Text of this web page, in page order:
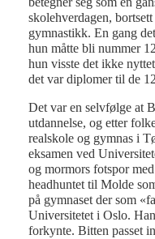
skolehverdagen,
gymnastikk. En gang
hun måtte bli nummer
hun visste det ikke
det var diplomer til de
Det var en selvfølge at
utdannelse, og etter
realskole og gymnas i
eksamen ved
og mormors fotspor
headhuntet til Molde
på gymnaset der som
Universitetet i Oslo.
forkynte. Bitten passet